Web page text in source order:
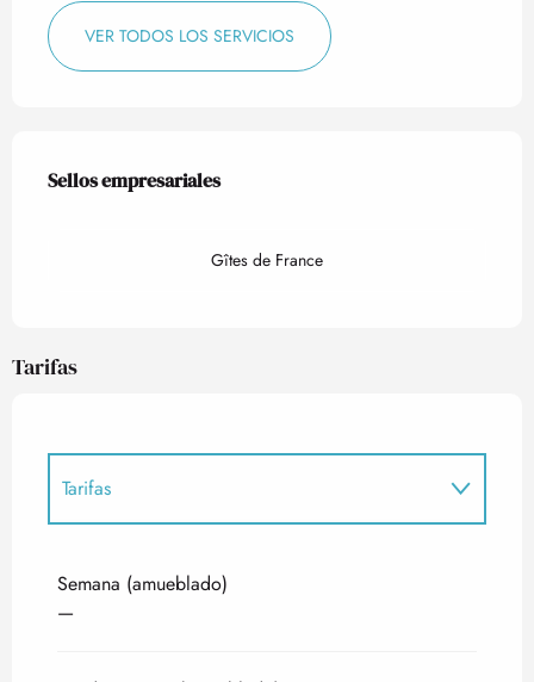
VER TODOS LOS SERVICIOS
Oferta de prestaciones
Sellos empresariales
Sellos empresariales
Gîtes de France
Tarifas
Tarifas
Semana (amueblado)
—